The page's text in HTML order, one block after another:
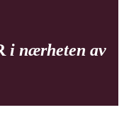
i nærheten av